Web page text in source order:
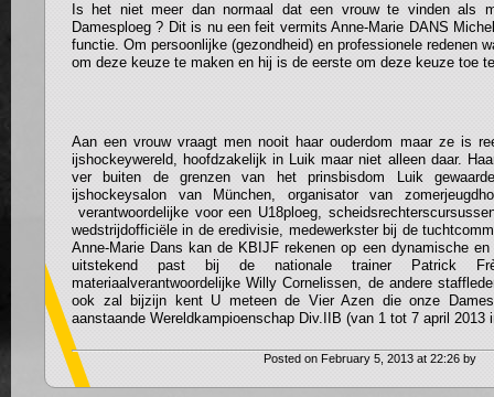
Is het niet meer dan normaal dat een vrouw te vinden als
Damesploeg ? Dit is nu een feit vermits Anne-Marie DANS
functie. Om persoonlijke (gezondheid) en professionele redenen
om deze keuze te maken en hij is de eerste om deze keuze toe
Aan een vrouw vraagt men nooit haar ouderdom maar ze is
ijshockeywereld, hoofdzakelijk in Luik maar niet alleen daar.
ver buiten de grenzen van het prinsbisdom Luik
ijshockeysalon van München, organisator van
verantwoordelijke voor een U18ploeg,
wedstrijdofficiële in de eredivisie, medewerkster bij de
Anne-Marie Dans kan de KBIJF rekenen op een dynamische
uitstekend past bij de nationale trainer Patrick
materiaalverantwoordelijke Willy Cornelissen, de andere
ook zal bijzijn kent U meteen de Vier Azen die onze
aanstaande Wereldkampioenschap Div.IIB (van 1 tot 7 april 2013
Posted on February 5, 2013 at 22:26 by